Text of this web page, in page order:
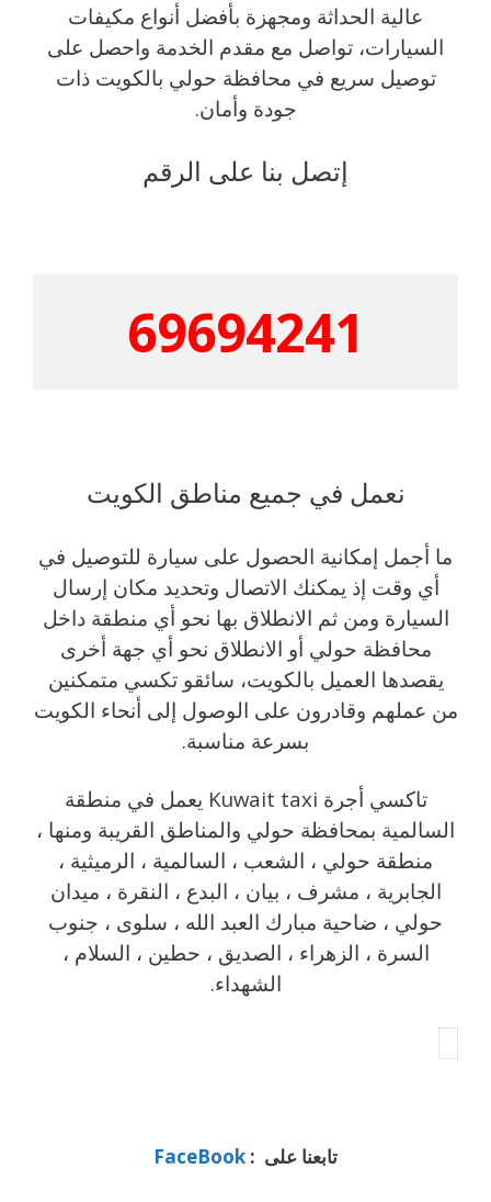
عالية الحداثة ومجهزة بأفضل أنواع مكيفات
السيارات، تواصل مع مقدم الخدمة واحصل على
توصيل سريع في محافظة حولي بالكويت ذات
جودة وأمان.
إتصل بنا على الرقم
69694241
نعمل في جميع مناطق الكويت
ما أجمل إمكانية الحصول على سيارة للتوصيل في
أي وقت إذ يمكنك الاتصال وتحديد مكان إرسال
السيارة ومن ثم الانطلاق بها نحو أي منطقة داخل
محافظة حولي أو الانطلاق نحو أي جهة أخرى
يقصدها العميل بالكويت، سائقو تكسي متمكنين
من عملهم وقادرون على الوصول إلى أنحاء الكويت
بسرعة مناسبة.
تاكسي أجرة Kuwait taxi يعمل في منطقة
السالمية بمحافظة حولي والمناطق القريبة ‎ومنها ،
منطقة حولي ، الشعب ، السالمية ، الرميثية ،
الجابرية ، مشرف ، بيان ، البدع ، النقرة ، ميدان
حولي ، ضاحية مبارك العبد الله ، سلوى ، جنوب
السرة ، الزهراء ، الصديق ، حطين ، السلام ،
الشهداء.
تابعنا على : FaceBook